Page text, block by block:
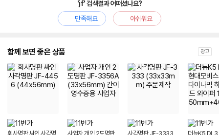
'jf' 검색결과 어떠셨나요?
만족해요
아쉬워요
함께 보면 좋은 상품 광고
회사명판 싸인 사각명
사업자 개인 2도명판
사각명판 JF-3333
더뉴K5 DL3